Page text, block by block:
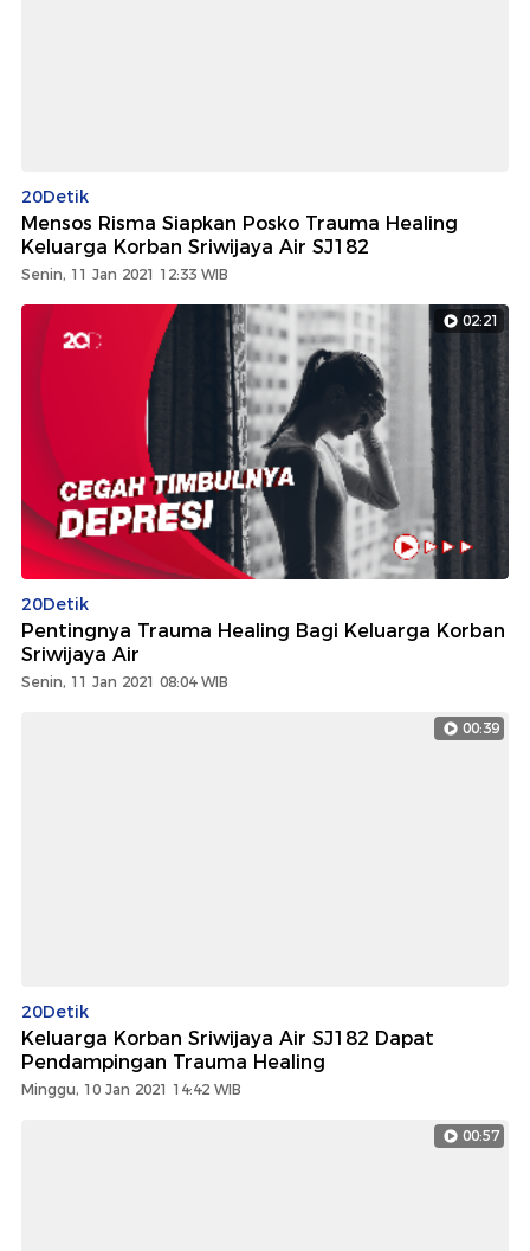
20Detik
Mensos Risma Siapkan Posko Trauma Healing
Keluarga Korban Sriwijaya Air SJ182
Senin, 11 Jan 2021 12:33 WIB
02:21
20Detik
Pentingnya Trauma Healing Bagi Keluarga Korban
Sriwijaya Air
Senin, 11 Jan 2021 08:04 WIB
00:39
20Detik
Keluarga Korban Sriwijaya Air SJ182 Dapat
Pendampingan Trauma Healing
Minggu, 10 Jan 2021 14:42 WIB
00:57